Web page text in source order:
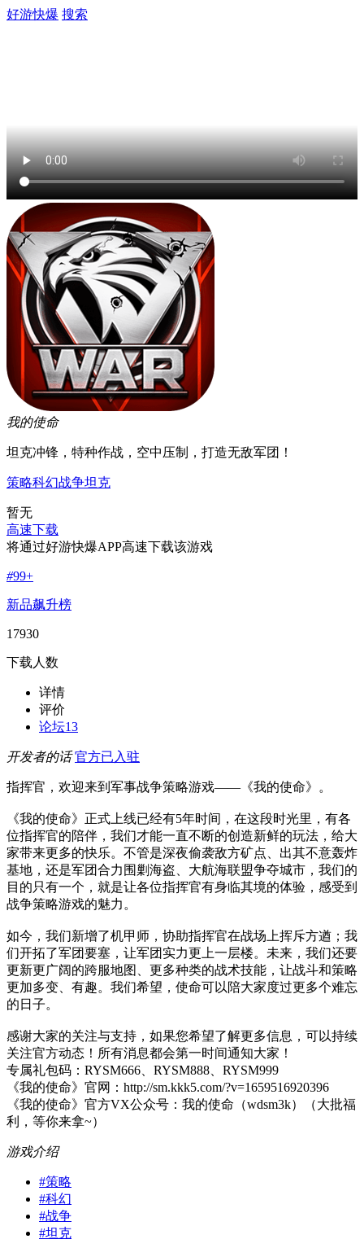
好游快爆 搜索
我的使命
坦克冲锋，特种作战，空中压制，打造无敌军团！
策略科幻战争坦克
暂无
高速下载
将通过好游快爆APP高速下载该游戏
#99+
新品飙升榜
17930
下载人数
详情
评价
论坛13
开发者的话 官方已入驻
指挥官，欢迎来到军事战争策略游戏——《我的使命》。
《我的使命》正式上线已经有5年时间，在这段时光里，有各
位指挥官的陪伴，我们才能一直不断的创造新鲜的玩法，给大
家带来更多的快乐。不管是深夜偷袭敌方矿点、出其不意轰炸
基地，还是军团合力围剿海盗、大航海联盟争夺城市，我们的
目的只有一个，就是让各位指挥官有身临其境的体验，感受到
战争策略游戏的魅力。
如今，我们新增了机甲师，协助指挥官在战场上挥斥方遒；我
们开拓了军团要塞，让军团实力更上一层楼。未来，我们还要
更新更广阔的跨服地图、更多种类的战术技能，让战斗和策略
更加多变、有趣。我们希望，使命可以陪大家度过更多个难忘
的日子。
感谢大家的关注与支持，如果您希望了解更多信息，可以持续
关注官方动态！所有消息都会第一时间通知大家！
专属礼包码：RYSM666、RYSM888、RYSM999
《我的使命》官网：http://sm.kkk5.com/?v=1659516920396
《我的使命》官方VX公众号：我的使命（wdsm3k）（大批福
利，等你来拿~）
游戏介绍
#策略
#科幻
#战争
#坦克